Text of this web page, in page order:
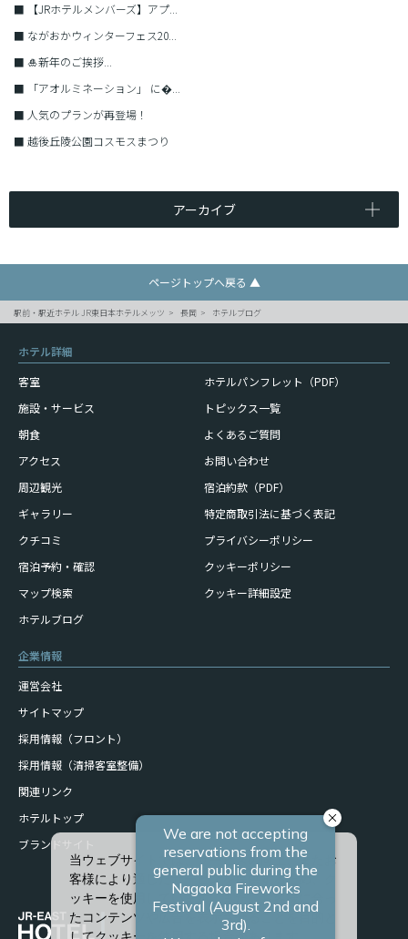
■
【JRホテルメンバーズ】アプ...
■ ながおかウィンターフェス20...
■ 🎍新年のご挨拶...
■
「アオルミネーション」 に�...
■ 人気のプランが再登場！
■ 越後丘陵公園コスモスまつり
アーカイブ
ページトップへ戻る ▲
駅前・駅近ホテル JR東日本ホテルメッツ 長岡 ホテルブログ
ホテル詳細
客室
施設・サービス
朝食
アクセス
周辺観光
ギャラリー
クチコミ
宿泊予約・確認
マップ検索
ホテルブログ
ホテルパンフレット（PDF）
トピックス一覧
よくあるご質問
お問い合わせ
宿泊約款（PDF）
特定商取引法に基づく表記
プライバシーポリシー
クッキーポリシー
クッキー詳細設定
企業情報
運営会社
サイトマップ
採用情報（フロント）
採用情報（清掃客室整備）
関連リンク
ホテルトップ
ブランドサイト
当ウェブサイトでは、サービスの向上、またお
客様により適したサービスを提供するため、ク
ッキーを使用しています。また、お客様に合っ
たコンテンツや広告を表示させることを目的と